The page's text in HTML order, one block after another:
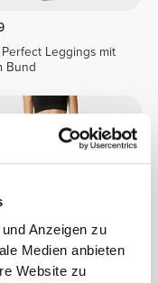
Anzeigen zu
Medien anbieten
Website zu
Perfect Leggings mit
Bund